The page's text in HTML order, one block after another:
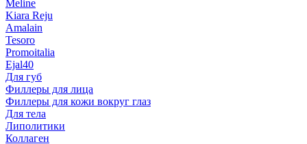
Meline
Kiara Reju
Amalain
Tesoro
Promoitalia
Ejal40
Для губ
Филлеры для лица
Филлеры для кожи вокруг глаз
Для тела
Липолитики
Коллаген